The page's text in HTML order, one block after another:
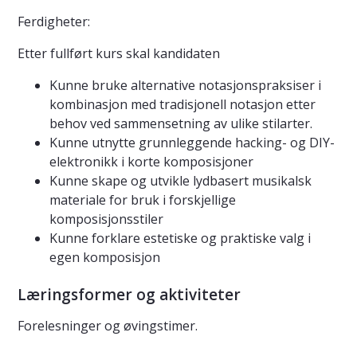
Ferdigheter:
Etter fullført kurs skal kandidaten
Kunne bruke alternative notasjonspraksiser i
kombinasjon med tradisjonell notasjon etter
behov ved sammensetning av ulike stilarter.
Kunne utnytte grunnleggende hacking- og DIY-
elektronikk i korte komposisjoner
Kunne skape og utvikle lydbasert musikalsk
materiale for bruk i forskjellige
komposisjonsstiler
Kunne forklare estetiske og praktiske valg i
egen komposisjon
Læringsformer og aktiviteter
Forelesninger og øvingstimer.